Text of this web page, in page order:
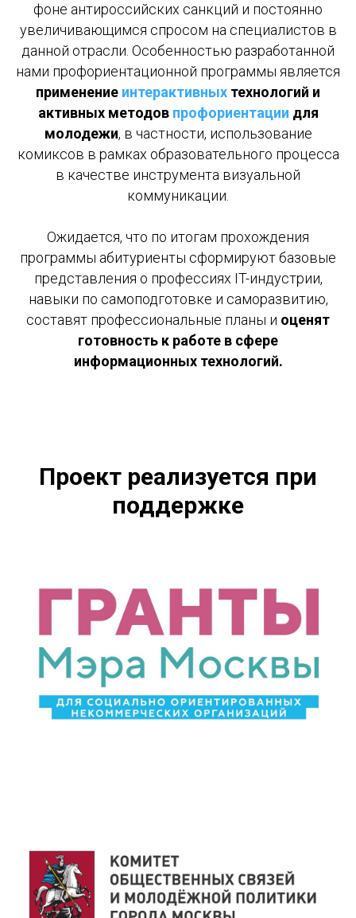
фоне антироссийских санкций и постоянно
увеличивающимся спросом на специалистов в
данной отрасли. Особенностью разработанной
нами профориентационной программы является
применение интерактивных технологий и
активных методов профориентации для
молодежи, в частности, использование
комиксов в рамках образовательного процесса
в качестве инструмента визуальной
коммуникации.
Ожидается, что по итогам прохождения
программы абитуриенты сформируют базовые
представления о профессиях IT-индустрии,
навыки по самоподготовке и саморазвитию,
составят профессиональные планы и оценят
готовность к работе в сфере
информационных технологий.
Проект реализуется при
поддержке